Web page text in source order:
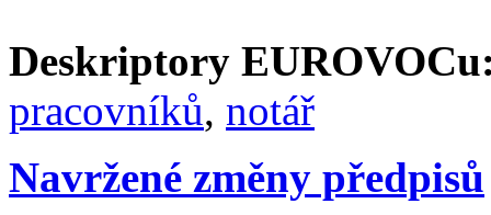
Deskriptory
pracovníků, notář
Navržené změny předpisů